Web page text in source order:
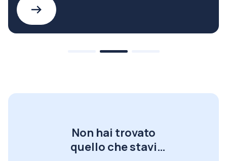
Non hai trovato
quello che stavi